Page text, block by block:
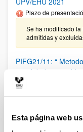
Esta página web
Plazo de
Se ha modificado
admitidas y
PIFG21/11: “
movilidad sostenible”
La convocatoria ha
PIFG21/10: “